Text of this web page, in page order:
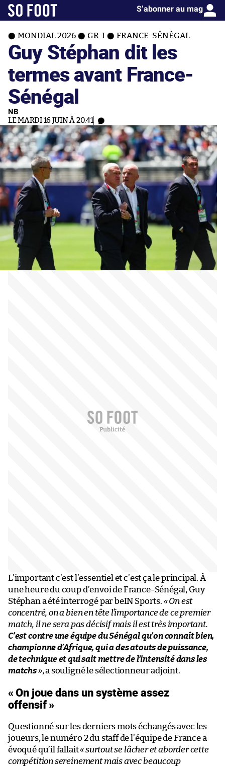
S’abonner au mag
MONDIAL 2026 GR. I FRANCE-SÉNÉGAL
Guy Stéphan dit les
termes avant France-
Sénégal
NB
LE MARDI 16 JUIN À 20:41
L’important c’est l’essentiel et c’est ça le principal. À
une heure du coup d’envoi de France-Sénégal, Guy
Stéphan a été interrogé par beIN Sports. « On est
concentré, on a bien en tête l’importance de ce premier
match, il ne sera pas décisif mais il est très important.
C’est contre une équipe du Sénégal qu’on connaît bien,
championne d’Afrique, qui a des atouts de puissance,
de technique et qui sait mettre de l’intensité dans les
matchs», a souligné le sélectionneur adjoint.
« On joue dans un système assez
offensif »
Questionné sur les derniers mots échangés avec les
joueurs, le numéro 2 du staff de l’équipe de France a
évoqué qu’il fallait« surtout se lâcher et aborder cette
compétition sereinement mais avec beaucoup